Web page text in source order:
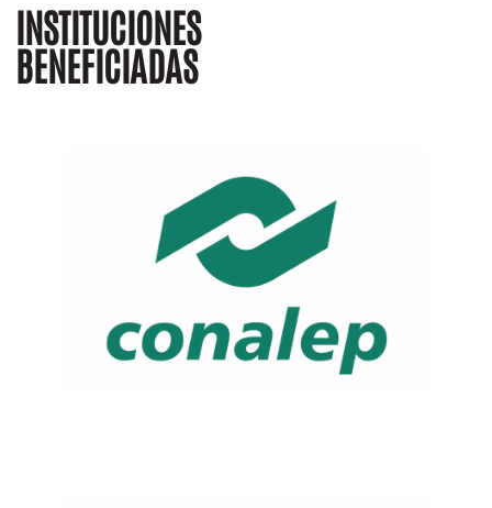
INSTITUCIONES
BENEFICIADAS